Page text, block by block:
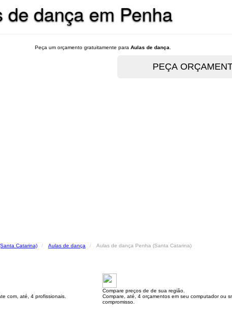
dança em Penha
Peça um orçamento gratuitamente para Aulas de dança
Catarina) Aulas de dança Aulas de dança Penha (Santa Catarina)
com, até, 4 profissionais.
Compare preços de de sua região.
Compare, até, 4 orçamentos em seu computador ou
compromisso.